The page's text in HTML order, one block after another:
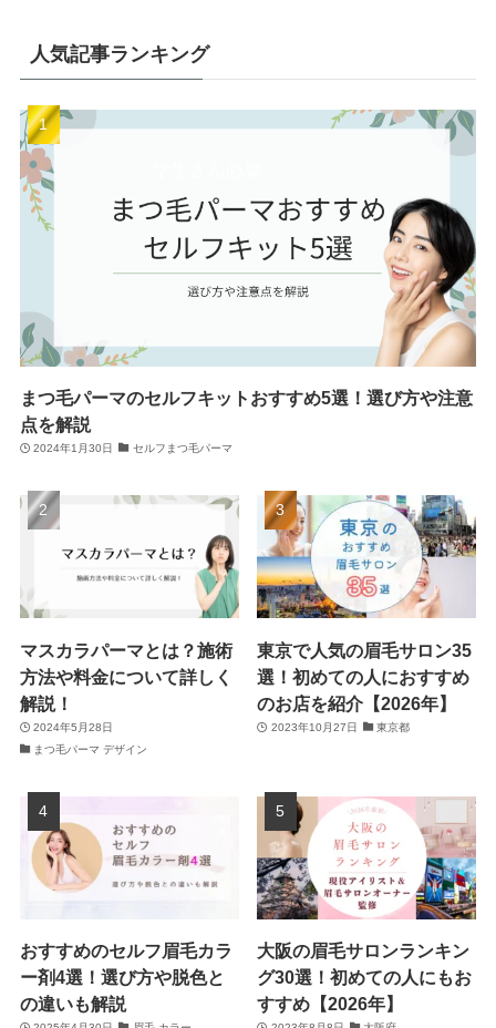
人気記事ランキング
まつ毛パーマのセルフキットおすすめ5選！選び方や注意
点を解説
2024年1月30日 セルフまつ毛パーマ
マスカラパーマとは？施術
方法や料金について詳しく
解説！
2024年5月28日
まつ毛パーマ デザイン
東京で人気の眉毛サロン35
選！初めての人におすすめ
のお店を紹介【2026年】
2023年10月27日 東京都
おすすめのセルフ眉毛カラ
ー剤4選！選び方や脱色と
の違いも解説
大阪の眉毛サロンランキン
グ30選！初めての人にもお
すすめ【2026年】